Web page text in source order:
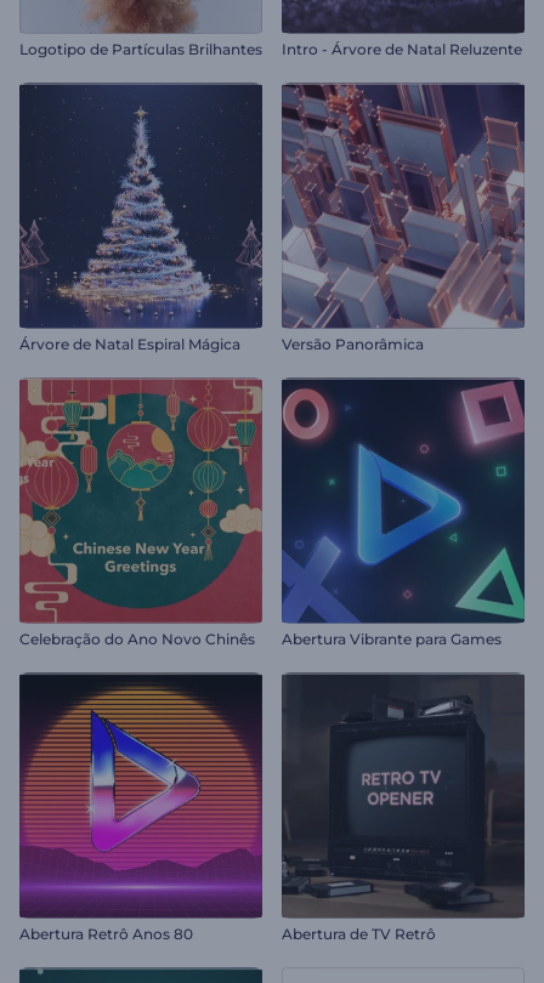
Logotipo de Partículas Brilhantes Intro - Árvore de Natal Reluzente
Árvore de Natal Espiral Mágica Versão Panorâmica
Celebração do Ano Novo Chinês Abertura Vibrante para Games
Abertura Retrô Anos 80 Abertura de TV Retrô